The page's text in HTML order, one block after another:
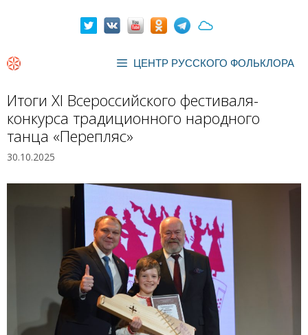
ЦЕНТР РУССКОГО ФОЛЬКЛОРА
Итоги XI Всероссийского фестиваля-
конкурса традиционного народного
танца «Перепляс»
30.10.2025